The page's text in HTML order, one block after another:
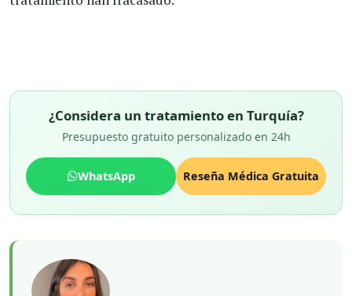
¿Considera un tratamiento en Turquía?
Presupuesto gratuito personalizado en 24h
WhatsApp Reseña Médica Gratuita